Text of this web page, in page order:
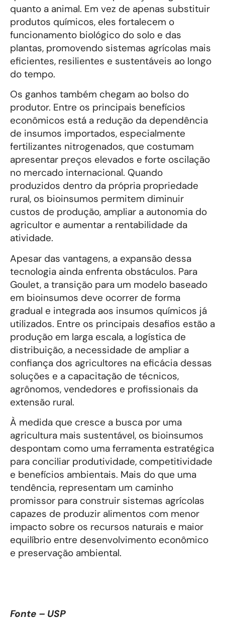
quanto a animal. Em vez de apenas substituir
produtos químicos, eles fortalecem o
funcionamento biológico do solo e das
plantas, promovendo sistemas agrícolas mais
eficientes, resilientes e sustentáveis ao longo
do tempo.
Os ganhos também chegam ao bolso do
produtor. Entre os principais benefícios
econômicos está a redução da dependência
de insumos importados, especialmente
fertilizantes nitrogenados, que costumam
apresentar preços elevados e forte oscilação
no mercado internacional. Quando
produzidos dentro da própria propriedade
rural, os bioinsumos permitem diminuir
custos de produção, ampliar a autonomia do
agricultor e aumentar a rentabilidade da
atividade.
Apesar das vantagens, a expansão dessa
tecnologia ainda enfrenta obstáculos. Para
Goulet, a transição para um modelo baseado
em bioinsumos deve ocorrer de forma
gradual e integrada aos insumos químicos já
utilizados. Entre os principais desafios estão a
produção em larga escala, a logística de
distribuição, a necessidade de ampliar a
confiança dos agricultores na eficácia dessas
soluções e a capacitação de técnicos,
agrônomos, vendedores e profissionais da
extensão rural.
À medida que cresce a busca por uma
agricultura mais sustentável, os bioinsumos
despontam como uma ferramenta estratégica
para conciliar produtividade, competitividade
e benefícios ambientais. Mais do que uma
tendência, representam um caminho
promissor para construir sistemas agrícolas
capazes de produzir alimentos com menor
impacto sobre os recursos naturais e maior
equilíbrio entre desenvolvimento econômico
e preservação ambiental.
Fonte – USP